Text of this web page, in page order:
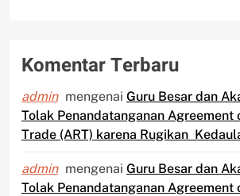
Komentar Terbaru
admin mengenai Guru Besar dan
Tolak Penandatanganan Agreement
Trade (ART) karena Rugikan
admin mengenai Guru Besar dan
Tolak Penandatanganan Agreement